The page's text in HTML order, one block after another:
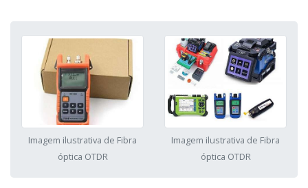
Imagem ilustrativa de Fibra
óptica OTDR
Imagem ilustrativa de Fibra
óptica OTDR